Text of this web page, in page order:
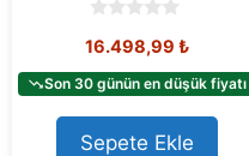
o
t
o
f
5
16.498,99 ₺
Son 30 günün en düşük fiyatı
Sepete Ekle